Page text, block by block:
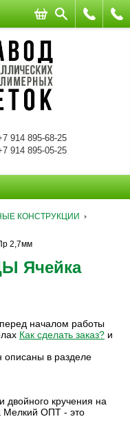
914 895-68-25
914 895-05-25
КОНСТРУКЦИИ
2,7мм
Ячейка
началом работы
Как сделать заказ? и
описаны в разделе
двойного кручения на
Мелкий ОПТ - это